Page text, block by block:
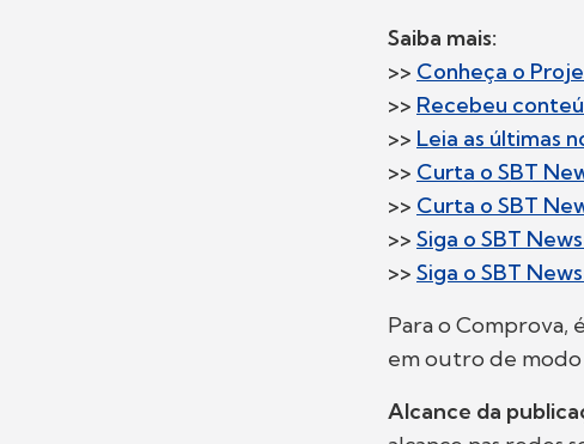
Saiba mais:
>> Conheça o
>> Recebeu
>> Leia as últimas
>> Curta o SBT
>> Curta o SBT
>> Siga o SBT
>> Siga o SBT
Para o Comprova, é
em outro de modo
Alcance da